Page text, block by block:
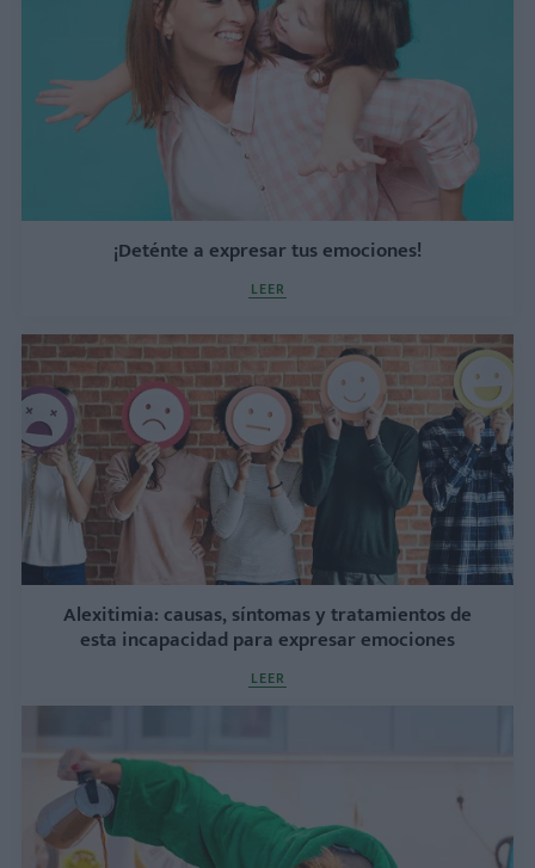
¡Deténte a expresar tus emociones!
LEER
Alexitimia: causas, síntomas y tratamientos de
esta incapacidad para expresar emociones
LEER